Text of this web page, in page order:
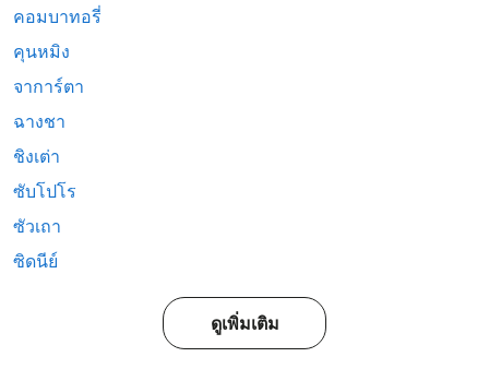
คอมบาทอรี่
คุนหมิง
จาการ์ตา
ฉางชา
ชิงเต่า
ซับโปโร
ซัวเถา
ซิดนีย์
ดูเพิ่มเติม